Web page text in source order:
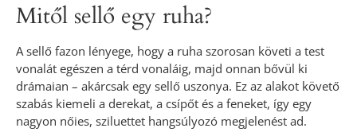
Mitől sellő egy ruha?
A sellő fazon lényege, hogy a ruha szorosan követi a test
vonalát egészen a térd vonaláig, majd onnan bővül ki
drámaian – akárcsak egy sellő uszonya. Ez az alakot követő
szabás kiemeli a derekat, a csípőt és a feneket, így egy
nagyon nőies, sziluettet hangsúlyozó megjelenést ad.